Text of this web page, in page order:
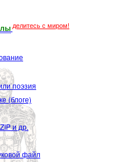
делитесь с миром!
поэзия
(блоге)
и др.
файл